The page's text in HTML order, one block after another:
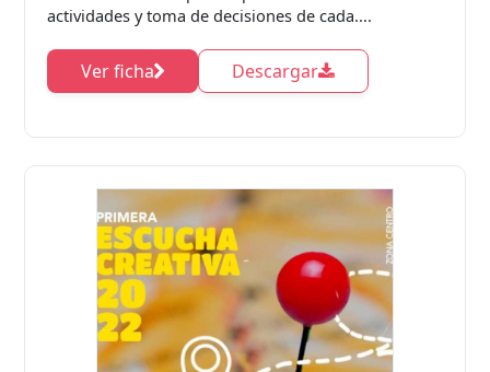
actividades y toma de decisiones de cada....
Ver ficha Descargar